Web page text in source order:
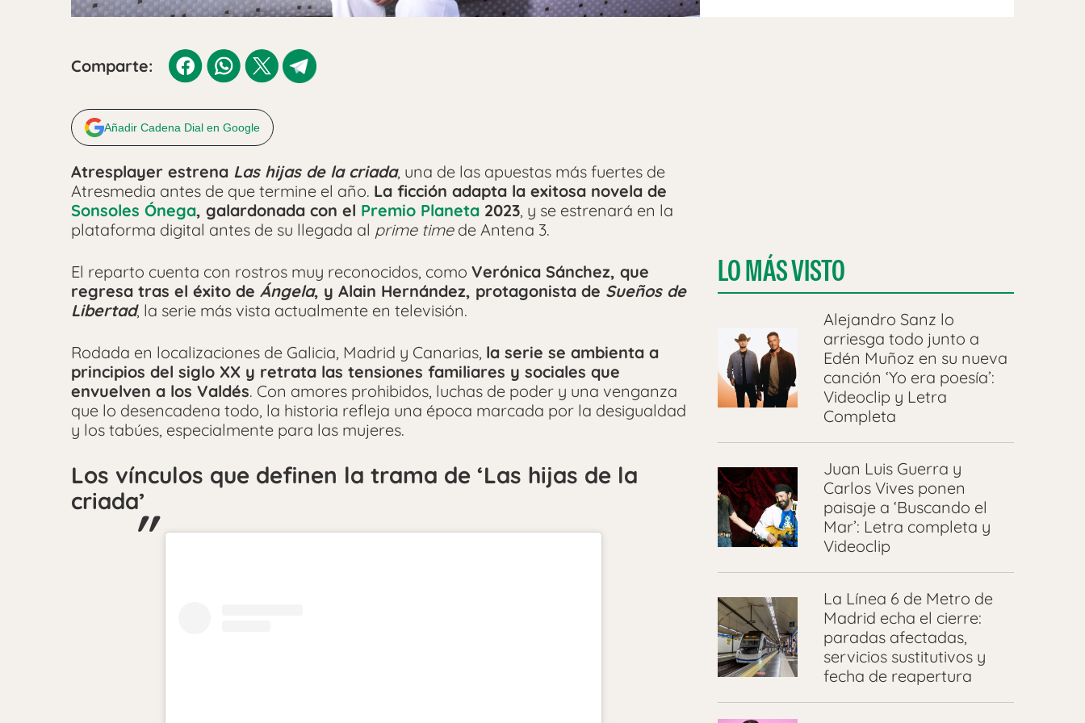
Comparte:
Añadir Cadena Dial en Google
Atresplayer estrena Las hijas de la criada, una de las apuestas más fuertes de
Atresmedia antes de que termine el año. La ficción adapta la exitosa novela de
Sonsoles Ónega, galardonada con el Premio Planeta 2023, y se estrenará en la
plataforma digital antes de su llegada al prime timede Antena 3.
El reparto cuenta con rostros muy reconocidos, como Verónica Sánchez, que
regresa tras el éxito de Ángela, y Alain Hernández, protagonista de Sueños de
Libertad, la serie más vista actualmente en televisión.
Rodada en localizaciones de Galicia, Madrid y Canarias, la serie se ambienta a
principios del siglo XX y retrata las tensiones familiares y sociales que
envuelven a los Valdés. Con amores prohibidos, luchas de poder y una venganza
que lo desencadena todo, la historia refleja una época marcada por la desigualdad
y los tabúes, especialmente para las mujeres.
Los vínculos que definen la trama de ‘Las hijas de la
criada’
LO MÁS VISTO
Alejandro Sanz lo
arriesga todo junto a
Edén Muñoz en su nueva
canción ‘Yo era poesía’:
Videoclip y Letra
Completa
Juan Luis Guerra y
Carlos Vives ponen
paisaje a ‘Buscando el
Mar’: Letra completa y
Videoclip
La Línea 6 de Metro de
Madrid echa el cierre:
paradas afectadas,
servicios sustitutivos y
fecha de reapertura